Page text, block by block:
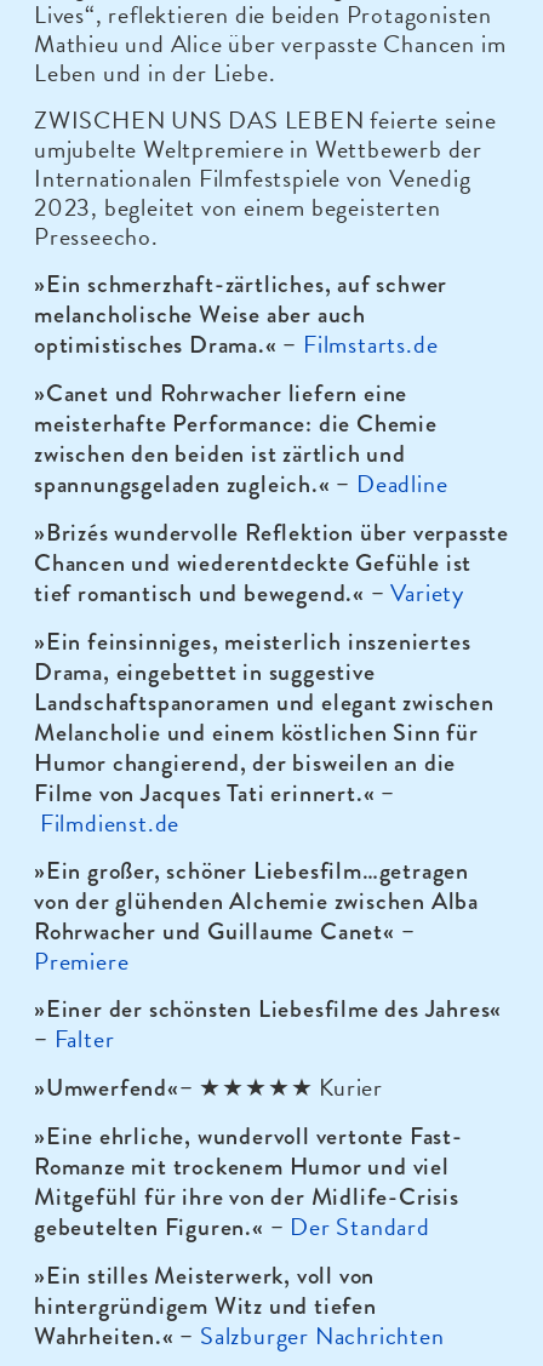
Lives“, reflektieren die beiden Protagonisten
Mathieu und Alice über verpasste Chancen im
Leben und in der Liebe.
ZWISCHEN UNS DAS LEBEN feierte seine
umjubelte Weltpremiere in Wettbewerb der
Internationalen Filmfestspiele von Venedig
2023, begleitet von einem begeisterten
Presseecho.
»Ein schmerzhaft-zärtliches, auf schwer
melancholische Weise aber auch
optimistisches Drama.« – Filmstarts.de
»Canet und Rohrwacher liefern eine
meisterhafte Performance: die Chemie
zwischen den beiden ist zärtlich und
spannungsgeladen zugleich.« – Deadline
»Brizés wundervolle Reflektion über verpasste
Chancen und wiederentdeckte Gefühle ist
tief romantisch und bewegend.« –Variety
»Ein feinsinniges, meisterlich inszeniertes
Drama, eingebettet in suggestive
Landschaftspanoramen und elegant zwischen
Melancholie und einem köstlichen Sinn für
Humor changierend, der bisweilen an die
Filme von Jacques Tati erinnert.« –
Filmdienst.de
»Ein großer, schöner Liebesfilm…getragen
von der glühenden Alchemie zwischen Alba
Rohrwacher und Guillaume Canet« –
Premiere
»Einer der schönsten Liebesfilme des Jahres«
– Falter
»Umwerfend«– ★★★★★ Kurier
»Eine ehrliche, wundervoll vertonte Fast-
Romanze mit trockenem Humor und viel
Mitgefühl für ihre von der Midlife-Crisis
gebeutelten Figuren.« – Der Standard
»Ein stilles Meisterwerk, voll von
hintergründigem Witz und tiefen
Wahrheiten.« – Salzburger Nachrichten